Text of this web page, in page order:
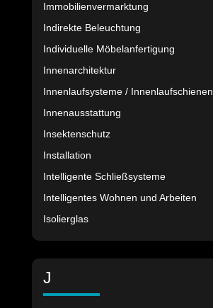
Immobilienvermarktung
Indirekte Beleuchtung
Individuelle Möbelanfertigung
Innenarchitektur
Innenlaufsysteme / Innenlaufschienen
Innenausstattung
Insektenschutz
Installation
Intelligente Schließsysteme
Intelligentes Wohnen und Arbeiten
Isolierglas
J